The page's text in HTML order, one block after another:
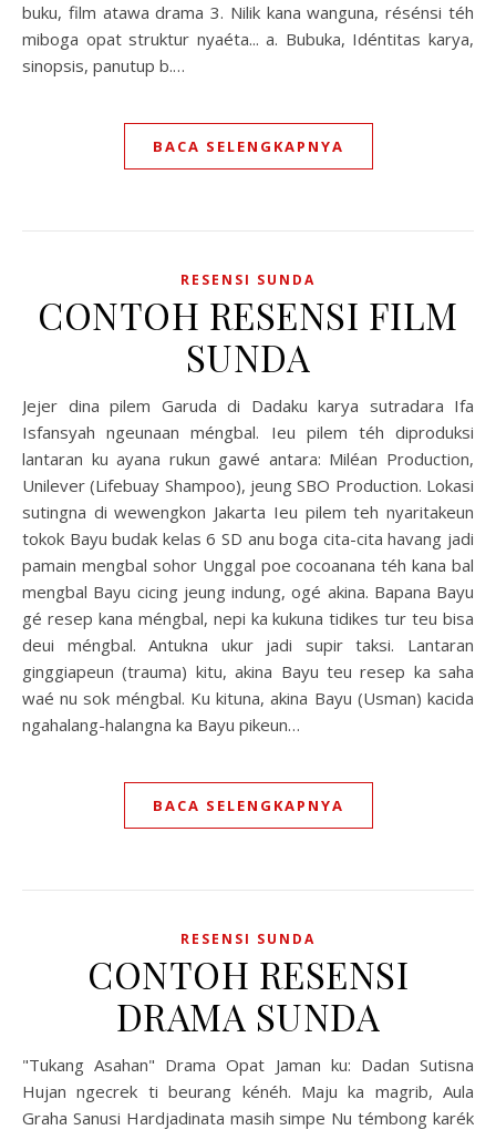
buku, film atawa drama 3. Nilik kana wanguna, résénsi téh
miboga opat struktur nyaéta... a. Bubuka, Idéntitas karya,
sinopsis, panutup b.…
BACA SELENGKAPNYA
RESENSI SUNDA
CONTOH RESENSI FILM
SUNDA
Jejer dina pilem Garuda di Dadaku karya sutradara Ifa
Isfansyah ngeunaan méngbal. Ieu pilem téh diproduksi
lantaran ku ayana rukun gawé antara: Miléan Production,
Unilever (Lifebuay Shampoo), jeung SBO Production. Lokasi
sutingna di wewengkon Jakarta Ieu pilem teh nyaritakeun
tokok Bayu budak kelas 6 SD anu boga cita-cita havang jadi
pamain mengbal sohor Unggal poe cocoanana téh kana bal
mengbal Bayu cicing jeung indung, ogé akina. Bapana Bayu
gé resep kana méngbal, nepi ka kukuna tidikes tur teu bisa
deui méngbal. Antukna ukur jadi supir taksi. Lantaran
ginggiapeun (trauma) kitu, akina Bayu teu resep ka saha
waé nu sok méngbal. Ku kituna, akina Bayu (Usman) kacida
ngahalang-halangna ka Bayu pikeun…
BACA SELENGKAPNYA
RESENSI SUNDA
CONTOH RESENSI
DRAMA SUNDA
"Tukang Asahan" Drama Opat Jaman ku: Dadan Sutisna
Hujan ngecrek ti beurang kénéh. Maju ka magrib, Aula
Graha Sanusi Hardjadinata masih simpe Nu témbong karék